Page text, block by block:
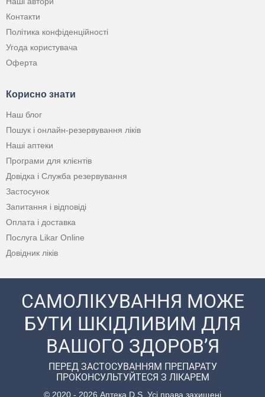
Контакти
Політика конфіденційності
Угода користувача
Оферта
Корисно знати
Наш блог
Пошук і онлайн-резервування ліків
Наші аптеки
Програми для клієнтів
Довідка і Служба резервування
Застосунок
Запитання і відповіді
Оплата і доставка
Послуга Likar Online
Довідник ліків
САМОЛІКУВАННЯ МОЖЕ
БУТИ ШКІДЛИВИМ ДЛЯ
ВАШОГО ЗДОРОВ’Я
ПЕРЕД ЗАСТОСУВАННЯМ ПРЕПАРАТУ
ПРОКОНСУЛЬТУЙТЕСЯ З ЛІКАРЕМ
© 2020 - 2026 Аптека D.S. Усі права захищені